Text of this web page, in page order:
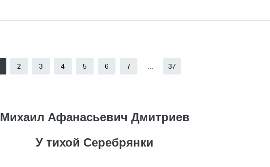
2 3 4 5 6 7 37
Михаил Афанасьевич Дмитриев
У тихой Серебрянки